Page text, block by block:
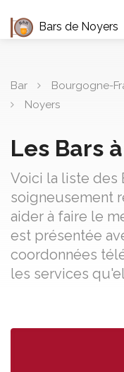
Bars de Noyers
Bar Bourgogne-
Noyers
Les Bars
Voici la liste des
soigneusement
aider à faire le
est présentée
coordonnées
les services